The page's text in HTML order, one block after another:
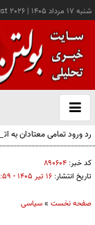
شنبه ۱۷ مرداد ۱۴۰۵ |
2026
باز
و
رد ورود تمامی معتادان
کد خبر: ۸۹۰۶۰۴
تاریخ انتشار: ۱۶ تير ۱۴۰۵ - ۲۲:۵۹
صفحه نخست »سیاسی